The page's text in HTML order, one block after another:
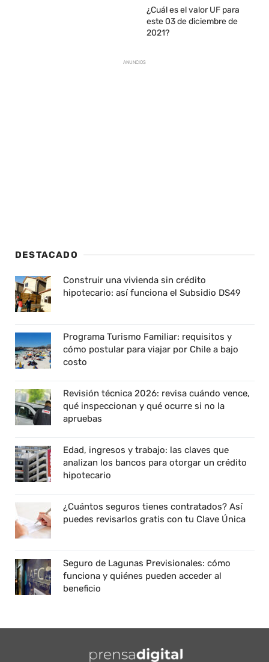
¿Cuál es el valor UF para
este 03 de diciembre de
2021?
ANUNCIOS
DESTACADO
Construir una vivienda sin crédito
hipotecario: así funciona el Subsidio DS49
Programa Turismo Familiar: requisitos y
cómo postular para viajar por Chile a bajo
costo
Revisión técnica 2026: revisa cuándo vence,
qué inspeccionan y qué ocurre si no la
apruebas
Edad, ingresos y trabajo: las claves que
analizan los bancos para otorgar un crédito
hipotecario
¿Cuántos seguros tienes contratados? Así
puedes revisarlos gratis con tu Clave Única
Seguro de Lagunas Previsionales: cómo
funciona y quiénes pueden acceder al
beneficio